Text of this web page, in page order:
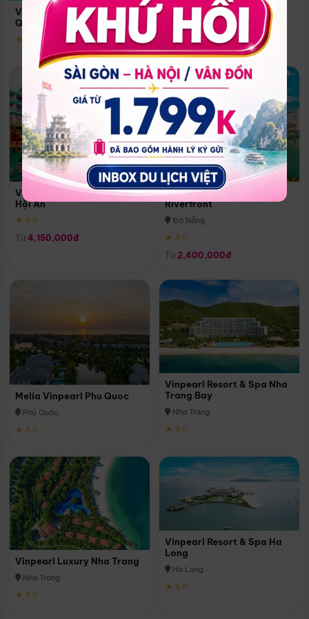
Vinpearl Resort & Spa Phu
Quoc
★ 5.0
Quoc
Phú Quốc
★ 5.0
Vinpearl Resort & Golf Nam
Hội An
★ 5.0
Từ 4,150,000đ
Melia Vinpearl Danang
Riverfront
Đà Nẵng
★ 5.0
Từ 2,400,000đ
Melia Vinpearl Phu Quoc
Phú Quốc
★ 5.0
Vinpearl Resort & Spa Nha
Trang Bay
Nha Trang
★ 5.0
Vinpearl Luxury Nha Trang
Nha Trang
★ 5.0
Vinpearl Resort & Spa Ha
Long
Hạ Long
★ 5.0